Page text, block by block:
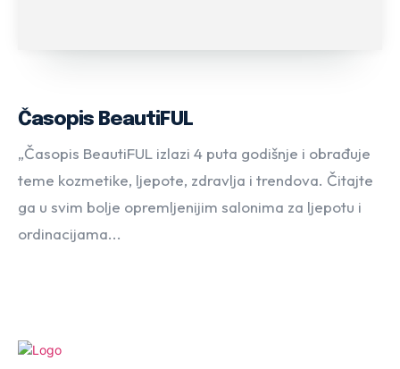
Časopis BeautiFUL
„Časopis BeautiFUL izlazi 4 puta godišnje i obrađuje
teme kozmetike, ljepote, zdravlja i trendova. Čitajte
ga u svim bolje opremljenijim salonima za ljepotu i
ordinacijama...